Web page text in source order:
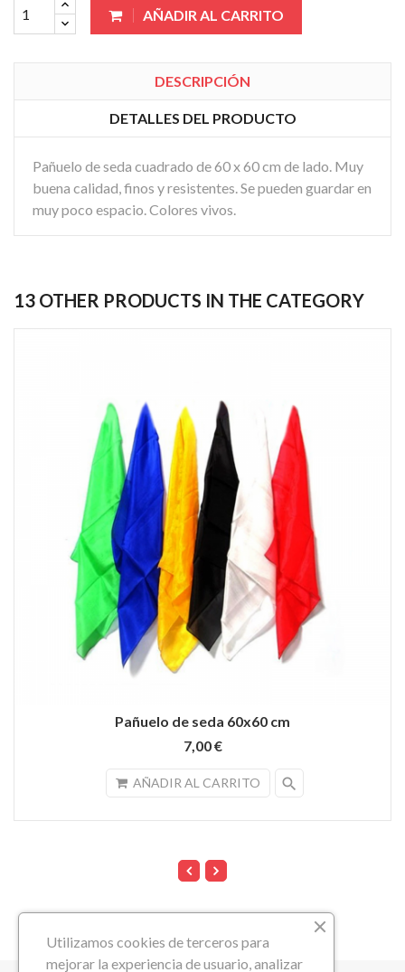
AÑADIR AL CARRITO
DESCRIPCIÓN
DETALLES DEL PRODUCTO
Pañuelo de seda cuadrado de 60 x 60 cm de lado. Muy
buena calidad, finos y resistentes. Se pueden guardar en
muy poco espacio. Colores vivos.
13 OTHER PRODUCTS IN THE CATEGORY
Pañuelo de seda 60x60 cm
7,00 €
AÑADIR AL CARRITO search
Utilizamos cookies de terceros para
mejorar la experiencia de usuario, analizar